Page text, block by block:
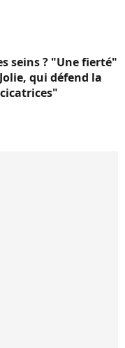
seins ? "Une fierté"
qui défend la